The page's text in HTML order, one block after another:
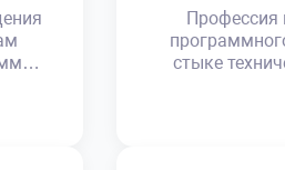
Профессия
стыке